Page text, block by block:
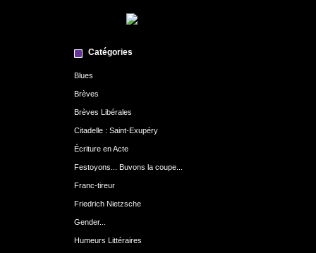
Catégories
Blues
Brèves
Brèves Libérales
Citadelle : Saint-Exupéry
Écriture en Acte
Festoyons... Buvons la coupe...
Franc-tireur
Friedrich Nietzsche
Gender...
Humeurs Littéraires